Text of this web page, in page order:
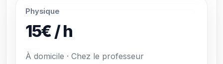
Physique
15€ / h
À domicile · Chez le professeur